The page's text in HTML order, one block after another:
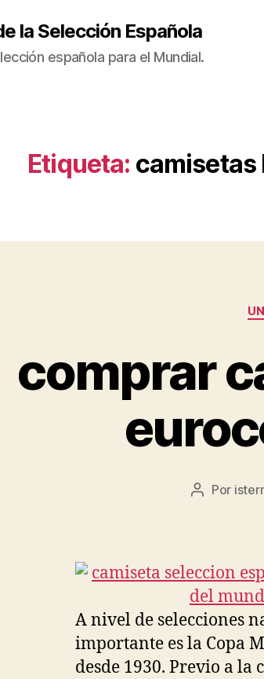
la Selección Española
española para el Mundial.
Etiqueta: camisetas
comprar
Autor
Por
A nivel de selecciones
importante es la Copa
desde 1930. Previo a la